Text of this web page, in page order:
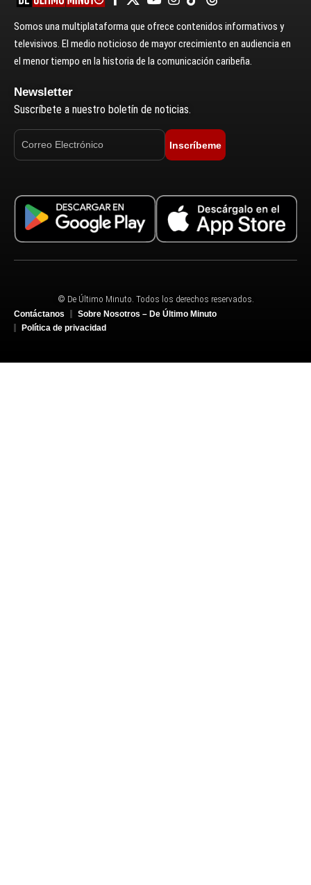
Somos una multiplataforma que ofrece contenidos informativos y
televisivos. El medio noticioso de mayor crecimiento en audiencia en
el menor tiempo en la historia de la comunicación caribeña.
Newsletter
Suscríbete a nuestro boletín de noticias.
Inscríbeme
© De Último Minuto. Todos los derechos reservados.
Contáctanos
Sobre Nosotros – De Último Minuto
Política de privacidad